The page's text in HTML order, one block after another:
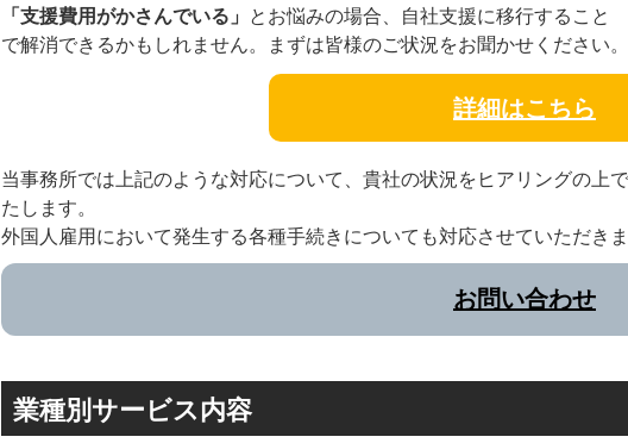
「支援費用がかさんでいる」
とお悩みの場合、自社支援に移行すること
で解消できるかもしれません。まずは皆様のご状況をお聞かせください。
詳細はこちら
当事務所では上記のような対応について、貴社の状況をヒアリングの上
たします。
外国人雇用において発生する各種手続きについても対応させていただき
お問い合わせ
業種別サービス内容